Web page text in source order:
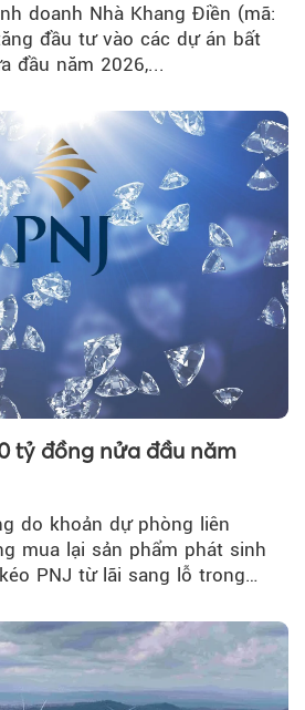
doanh Nhà Khang Điền (mã:
đầu tư vào các dự án bất
đầu năm 2026,...
tỷ đồng nửa đầu năm
do khoản dự phòng liên
mua lại sản phẩm phát sinh
PNJ từ lãi sang lỗ trong